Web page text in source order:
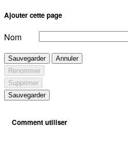
Ajouter cette page
Nom
Sauvegarder
Annuler
Renommer
Supprimer
Sauvegarder
Comment utiliser